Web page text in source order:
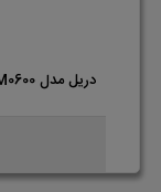
دریل مدل M0600 ماکیتا